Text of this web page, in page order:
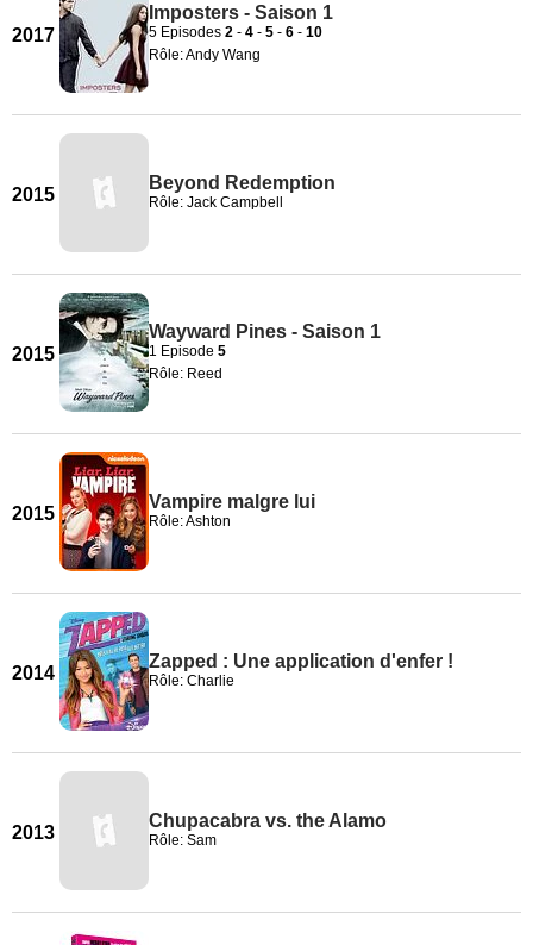
2017
Imposters - Saison 1
5 Episodes 2 - 4 - 5 - 6 - 10
Rôle: Andy Wang
2015
Beyond Redemption
Rôle: Jack Campbell
2015
Wayward Pines - Saison 1
1 Episode 5
Rôle: Reed
2015
Vampire malgre lui
Rôle: Ashton
2014
Zapped : Une application d'enfer !
Rôle: Charlie
2013
Chupacabra vs. the Alamo
Rôle: Sam